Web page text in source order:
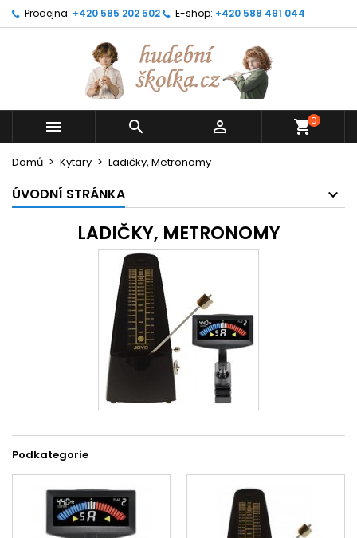
Prodejna: +420 585 202 502 E-shop: +420 588 491 044
   shopping_cart0
Domů Kytary Ladičky, Metronomy
ÚVODNÍ STRÁNKA
LADIČKY, METRONOMY
Podkategorie